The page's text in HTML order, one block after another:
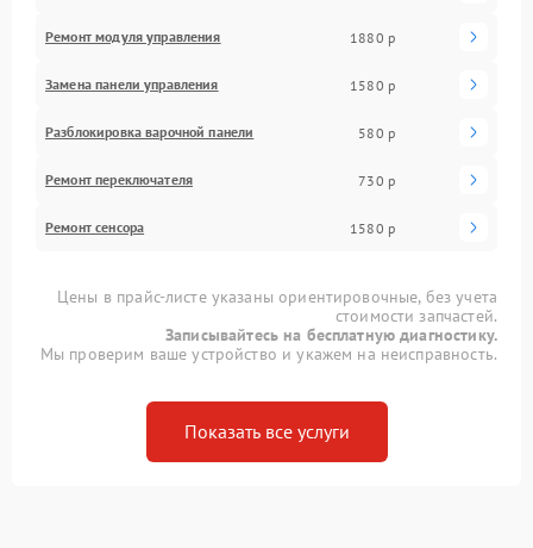
Ремонт модуля управления 1880 р
Замена панели управления 1580 р
Разблокировка варочной панели 580 р
Ремонт переключателя 730 р
Ремонт сенсора 1580 р
Цены в прайс-листе указаны ориентировочные, без учета
стоимости запчастей.
Записывайтесь на бесплатную диагностику.
Мы проверим ваше устройство и укажем на неисправность.
Показать все услуги